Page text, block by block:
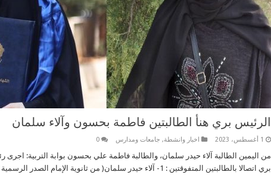
الرئيس بري هنأ الطالبتين فاطمة بحسون وآلاء سلمان
1 أغسطس، 2023 اخبار وانشطة, جامعات ومدارس 0
من اليمين الطالبة آلاء حيدر سلمان، والطالبة فاطمة علي بحسون بوابة التربية: اجرى
بري اتصالا بالطالبتين المتفوقتين : 1- آلاء حيدر سلمان( من ثانوية الإمام